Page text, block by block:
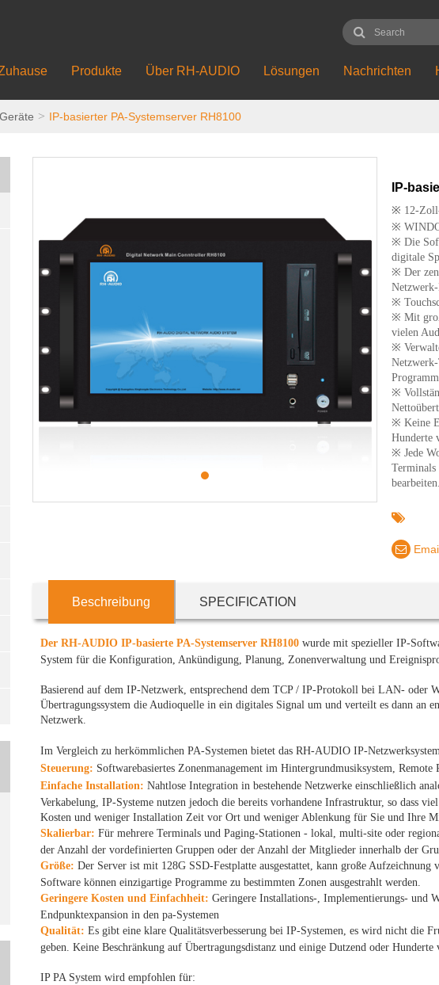
Produkte Über RH-AUDIO Lösungen Nachrichten
IP-basierter PA-Systemserver RH8100
IP-
※ 12-
※
※ Die
digitale
※ Der
※
※ Mit
vielen
※
※
※ Keine
Hunderte
※ Jede
Terminals
Beschreibung SPECIFICATION
Der RH-AUDIO IP-basierte PA-Systemserver RH8100 wurde mit spezieller IP-
System für die Konfiguration, Ankündigung, Planung, Zonenverwaltung und
Basierend auf dem IP-Netzwerk, entsprechend dem TCP / IP-Protokoll bei LAN- oder
Übertragungssystem die Audioquelle in ein digitales Signal um und verteilt es dann an
Netzwerk.
Im Vergleich zu herkömmlichen PA-Systemen bietet das RH-AUDIO IP-
Steuerung: Softwarebasiertes Zonenmanagement im Hintergrundmusiksystem,
Einfache Installation: Nahtlose Integration in bestehende Netzwerke einschließlich
Verkabelung, IP-Systeme nutzen jedoch die bereits vorhandene Infrastruktur, so dass
Kosten und weniger Installation Zeit vor Ort und weniger Ablenkung für Sie und Ihre
Skalierbar: Für mehrere Terminals und Paging-Stationen - lokal, multi-site oder
der Anzahl der vordefinierten Gruppen oder der Anzahl der Mitglieder innerhalb der
Größe: Der Server ist mit 128G SSD-Festplatte ausgestattet, kann große
Software können einzigartige Programme zu bestimmten Zonen ausgestrahlt werden.
Geringere Kosten und Einfachheit: Geringere Installations-, Implementierungs- und
Endpunktexpansion in den pa-Systemen
Qualität: Es gibt eine klare Qualitätsverbesserung bei IP-Systemen, es wird nicht die
geben. Keine Beschränkung auf Übertragungsdistanz und einige Dutzend oder
IP PA System wird empfohlen für: